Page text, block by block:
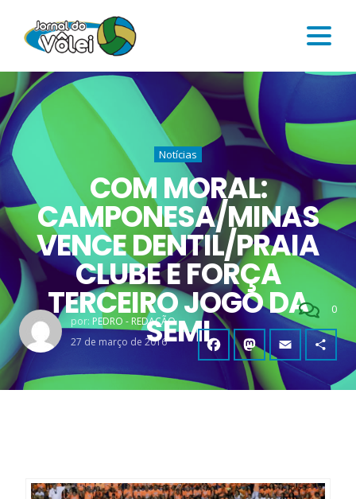
Notícias
COM MORAL:
CAMPONESA/MINAS
VENCE DENTIL/PRAIA
CLUBE E FORÇA
TERCEIRO JOGO DA
SEMI
por: PEDRO - REDAÇÃO
27 de março de 2016
0